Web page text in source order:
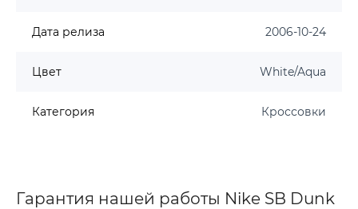
Дата релиза 2006-10-24
Цвет White/Aqua
Категория Кроссовки
Гарантия нашей работы Nike SB Dunk